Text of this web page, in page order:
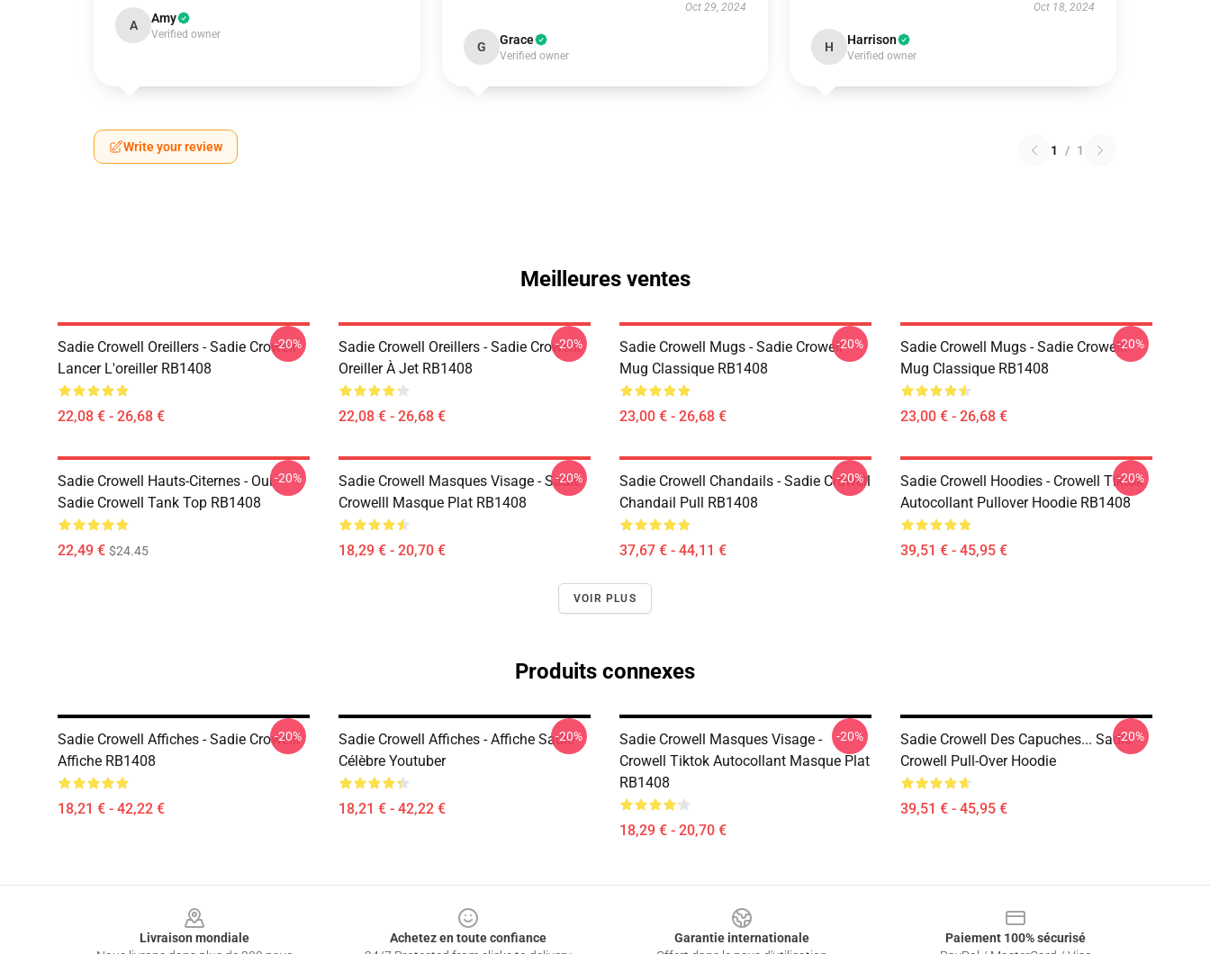
A Amy
Verified owner
Oct 29, 2024
G Grace
Verified owner
Oct 18, 2024
H Harrison
Verified owner
Write your review 1 / 1
Meilleures ventes
Sadie Crowell Oreillers - Sadie Crowell
Lancer L'oreiller RB1408
22,08 € - 26,68 €
-20%
Sadie Crowell Oreillers - Sadie Crowelll
Oreiller À Jet RB1408
22,08 € - 26,68 €
-20%
Sadie Crowell Mugs - Sadie Crowell
Mug Classique RB1408
23,00 € - 26,68 €
-20%
Sadie Crowell Mugs - Sadie Crowelll
Mug Classique RB1408
23,00 € - 26,68 €
-20%
Sadie Crowell Hauts-Citernes - Oui.
Sadie Crowell Tank Top RB1408
22,49 € $24.45
-20%
Sadie Crowell Masques Visage - Sadie
Crowelll Masque Plat RB1408
18,29 € - 20,70 €
-20%
Sadie Crowell Chandails - Sadie Crowell
Chandail Pull RB1408
37,67 € - 44,11 €
-20%
Sadie Crowell Hoodies - Crowell Tiktok
Autocollant Pullover Hoodie RB1408
39,51 € - 45,95 €
-20%
VOIR PLUS
Produits connexes
Sadie Crowell Affiches - Sadie Crowelll
Affiche RB1408
18,21 € - 42,22 €
-20%
Sadie Crowell Affiches - Affiche Sadie
Célèbre Youtuber
18,21 € - 42,22 €
-20%
Sadie Crowell Masques Visage -
Crowell Tiktok Autocollant Masque Plat
RB1408
18,29 € - 20,70 €
-20%
Sadie Crowell Des Capuches... Sadie
Crowell Pull-Over Hoodie
39,51 € - 45,95 €
-20%
Livraison mondiale
Achetez en toute confiance
Garantie internationale
Paiement 100% sécurisé